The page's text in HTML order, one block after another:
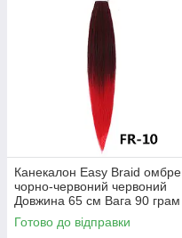
Канекалон Easy Braid омбре
чорно-червоний червоний
Довжина 65 см Вага 90 грам
Низькотемпературний 100-
150°С FR-10
Готово до відправки